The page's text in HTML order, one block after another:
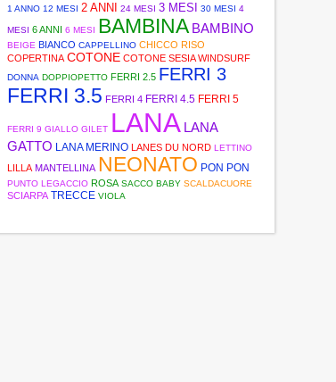
1 ANNO 12 MESI 2 ANNI 24 MESI 3 MESI 30 MESI 4
MESI 6 ANNI 6 MESI BAMBINA BAMBINO
BEIGE BIANCO CAPPELLINO CHICCO RISO
COPERTINA COTONE COTONE SESIA WINDSURF
DONNA DOPPIOPETTO FERRI 2.5 FERRI 3
FERRI 3.5 FERRI 4 FERRI 4.5 FERRI 5
FERRI 9 GIALLO GILET LANA LANA
GATTO LANA MERINO LANES DU NORD LETTINO
LILLA MANTELLINA NEONATO PON PON
PUNTO LEGACCIO ROSA SACCO BABY SCALDACUORE
SCIARPA TRECCE VIOLA